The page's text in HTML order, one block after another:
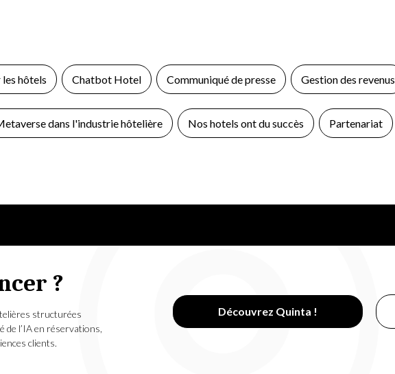
hôtels Chatbot Hotel Communiqué de presse Gestion des revenus
dans l'industrie hôtelière Nos hotels ont du succès Partenariat
?
structurées
l’IA en réservations,
clients.
Découvrez Quinta !